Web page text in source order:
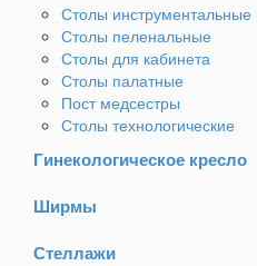
Столы инструментальные
Столы пеленальные
Столы для кабинета
Столы палатные
Пост медсестры
Столы технологические
Гинекологическое кресло
Ширмы
Стеллажи